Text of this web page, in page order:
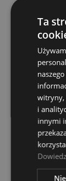
Ta
i
innymi